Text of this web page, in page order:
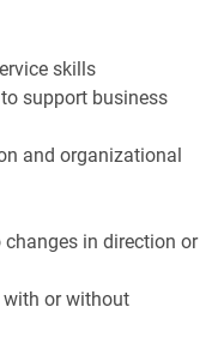
skills
support business
and organizational
in direction or
or without